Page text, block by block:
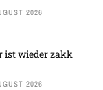
2026
ist wieder zakk
2026